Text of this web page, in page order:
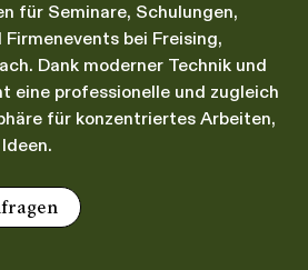
für Seminare, Schulungen,
bei Freising,
Dank moderner Technik und
eine professionelle und zugleich
für konzentriertes Arbeiten,